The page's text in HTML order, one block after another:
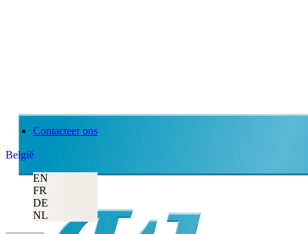
Contacteer ons
België
EN
FR
DE
NL